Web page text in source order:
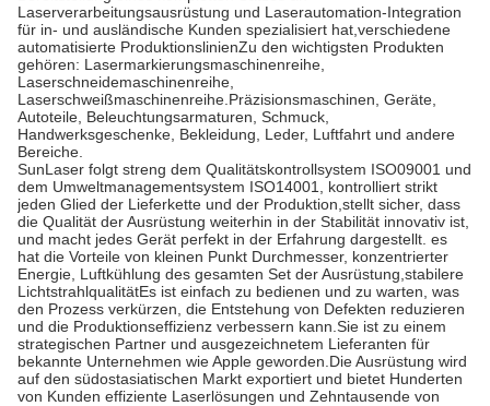
Laserverarbeitungsausrüstung und Laserautomation-Integration
für in- und ausländische Kunden spezialisiert hat,verschiedene
automatisierte ProduktionslinienZu den wichtigsten Produkten
gehören: Lasermarkierungsmaschinenreihe,
Laserschneidemaschinenreihe,
Laserschweißmaschinenreihe.Präzisionsmaschinen, Geräte,
Autoteile, Beleuchtungsarmaturen, Schmuck,
Handwerksgeschenke, Bekleidung, Leder, Luftfahrt und andere
Bereiche.
SunLaser folgt streng dem Qualitätskontrollsystem ISO09001 und
dem Umweltmanagementsystem ISO14001, kontrolliert strikt
jeden Glied der Lieferkette und der Produktion,stellt sicher, dass
die Qualität der Ausrüstung weiterhin in der Stabilität innovativ ist,
und macht jedes Gerät perfekt in der Erfahrung dargestellt. es
hat die Vorteile von kleinen Punkt Durchmesser, konzentrierter
Energie, Luftkühlung des gesamten Set der Ausrüstung,stabilere
LichtstrahlqualitätEs ist einfach zu bedienen und zu warten, was
den Prozess verkürzen, die Entstehung von Defekten reduzieren
und die Produktionseffizienz verbessern kann.Sie ist zu einem
strategischen Partner und ausgezeichnetem Lieferanten für
bekannte Unternehmen wie Apple geworden.Die Ausrüstung wird
auf den südostasiatischen Markt exportiert und bietet Hunderten
von Kunden effiziente Laserlösungen und Zehntausende von